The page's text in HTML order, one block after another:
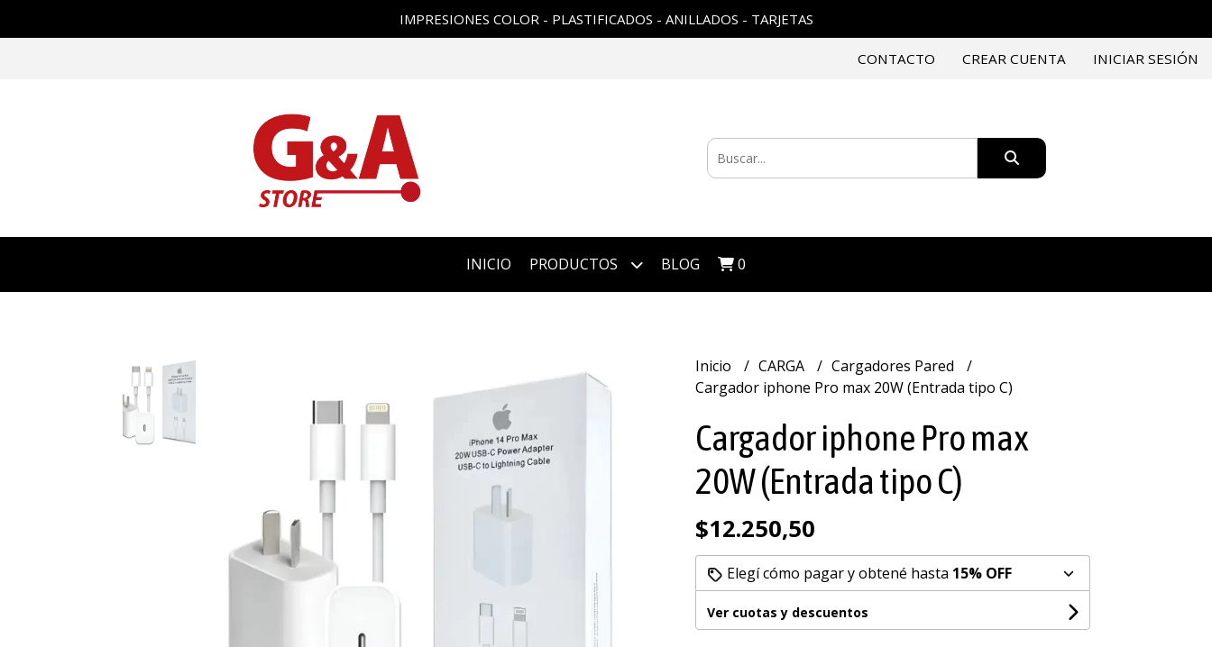
IMPRESIONES COLOR - PLASTIFICADOS - ANILLADOS - TARJETAS
CONTACTO CREAR CUENTA INICIAR SESIÓN
INICIO PRODUCTOS BLOG 0
Inicio CARGA
Cargadores Pared
Cargador iphone Pro max 20W (Entrada tipo C)
Cargador iphone Pro max
20W (Entrada tipo C)
$12.250,50
Elegí cómo pagar y obtené hasta 15% OFF
Ver cuotas y descuentos